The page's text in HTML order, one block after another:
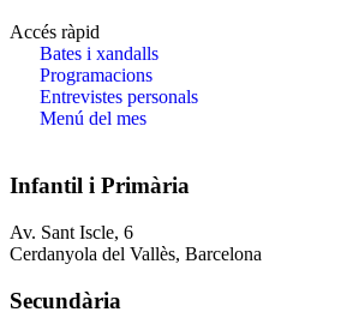
Accés ràpid
Bates i xandalls
Programacions
Entrevistes personals
Menú del mes
Infantil i Primària
Av. Sant Iscle, 6
Cerdanyola del Vallès, Barcelona
Secundària